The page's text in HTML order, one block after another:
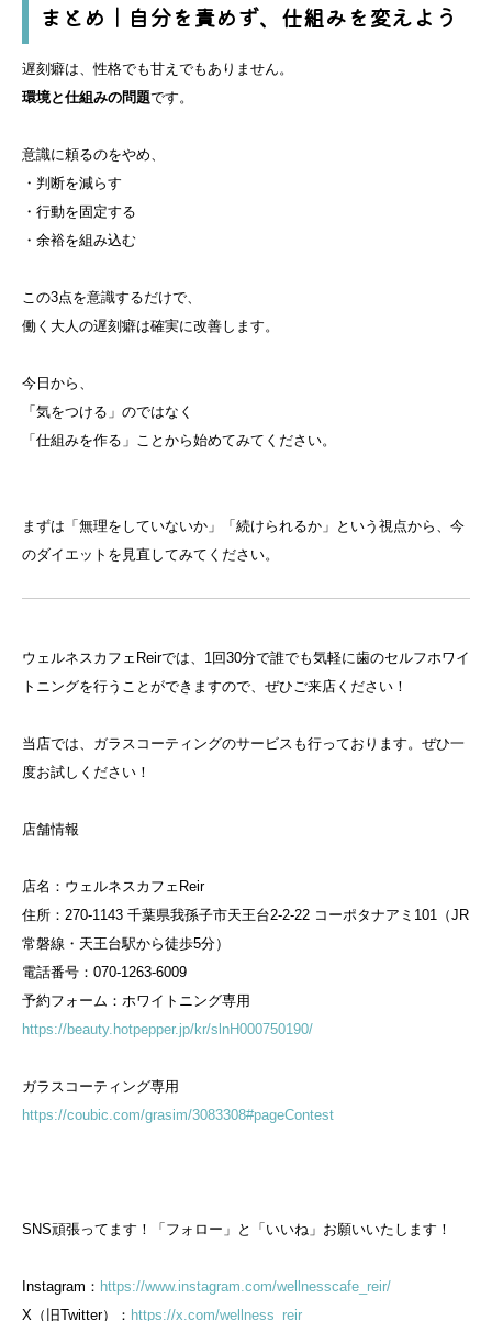
まとめ｜自分を責めず、仕組みを変えよう
遅刻癖は、性格でも甘えでもありません。
環境と仕組みの問題です。
意識に頼るのをやめ、
・判断を減らす
・行動を固定する
・余裕を組み込む
この3点を意識するだけで、
働く大人の遅刻癖は確実に改善します。
今日から、
「気をつける」のではなく
「仕組みを作る」ことから始めてみてください。
まずは「無理をしていないか」「続けられるか」という視点から、今
のダイエットを見直してみてください。
ウェルネスカフェReirでは、1回30分で誰でも気軽に歯のセルフホワイ
トニングを行うことができますので、ぜひご来店ください！
当店では、ガラスコーティングのサービスも行っております。ぜひ一
度お試しください！
店舗情報
店名：ウェルネスカフェReir
住所：270-1143 千葉県我孫子市天王台2-2-22 コーポタナアミ101（JR
常磐線・天王台駅から徒歩5分）
電話番号：070-1263-6009
予約フォーム：ホワイトニング専用
https://beauty.hotpepper.jp/kr/slnH000750190/
ガラスコーティング専用
https://coubic.com/grasim/3083308#pageContest
SNS頑張ってます！「フォロー」と「いいね」お願いいたします！
Instagram： https://www.instagram.com/wellnesscafe_reir/
X（旧Twitter）： https://x.com/wellness_reir